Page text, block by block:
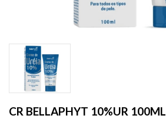
CR BELLAPHYT 10%UR 100ML